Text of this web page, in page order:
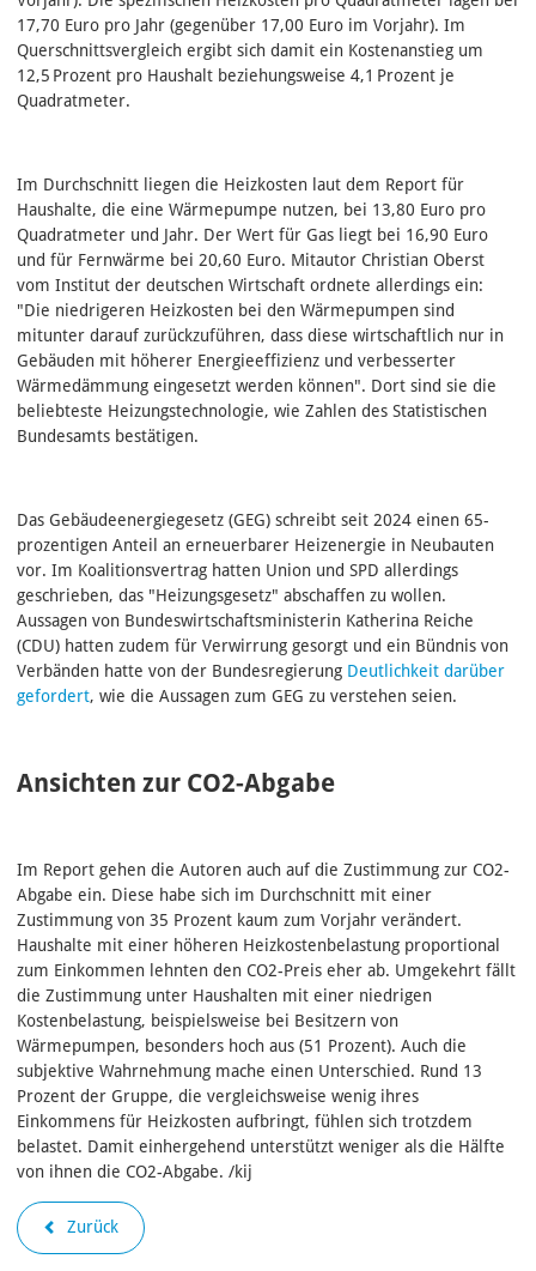
17,70 Euro pro Jahr (gegenüber 17,00 Euro im Vorjahr). Im
Querschnittsvergleich ergibt sich damit ein Kostenanstieg um
12,5 Prozent pro Haushalt beziehungsweise 4,1 Prozent je
Quadratmeter.
Im Durchschnitt liegen die Heizkosten laut dem Report für
Haushalte, die eine Wärmepumpe nutzen, bei 13,80 Euro pro
Quadratmeter und Jahr. Der Wert für Gas liegt bei 16,90 Euro
und für Fernwärme bei 20,60 Euro. Mitautor Christian Oberst
vom Institut der deutschen Wirtschaft ordnete allerdings ein:
"Die niedrigeren Heizkosten bei den Wärmepumpen sind
mitunter darauf zurückzuführen, dass diese wirtschaftlich nur in
Gebäuden mit höherer Energieeffizienz und verbesserter
Wärmedämmung eingesetzt werden können". Dort sind sie die
beliebteste Heizungstechnologie, wie Zahlen des Statistischen
Bundesamts bestätigen.
Das Gebäudeenergiegesetz (GEG) schreibt seit 2024 einen 65-
prozentigen Anteil an erneuerbarer Heizenergie in Neubauten
vor. Im Koalitionsvertrag hatten Union und SPD allerdings
geschrieben, das "Heizungsgesetz" abschaffen zu wollen.
Aussagen von Bundeswirtschaftsministerin Katherina Reiche
(CDU) hatten zudem für Verwirrung gesorgt und ein Bündnis von
Verbänden hatte von der Bundesregierung Deutlichkeit darüber
gefordert, wie die Aussagen zum GEG zu verstehen seien.
Ansichten zur CO2-Abgabe
Im Report gehen die Autoren auch auf die Zustimmung zur CO2-
Abgabe ein. Diese habe sich im Durchschnitt mit einer
Zustimmung von 35 Prozent kaum zum Vorjahr verändert.
Haushalte mit einer höheren Heizkostenbelastung proportional
zum Einkommen lehnten den CO2-Preis eher ab. Umgekehrt fällt
die Zustimmung unter Haushalten mit einer niedrigen
Kostenbelastung, beispielsweise bei Besitzern von
Wärmepumpen, besonders hoch aus (51 Prozent). Auch die
subjektive Wahrnehmung mache einen Unterschied. Rund 13
Prozent der Gruppe, die vergleichsweise wenig ihres
Einkommens für Heizkosten aufbringt, fühlen sich trotzdem
belastet. Damit einhergehend unterstützt weniger als die Hälfte
von ihnen die CO2-Abgabe. /kij
Zurück